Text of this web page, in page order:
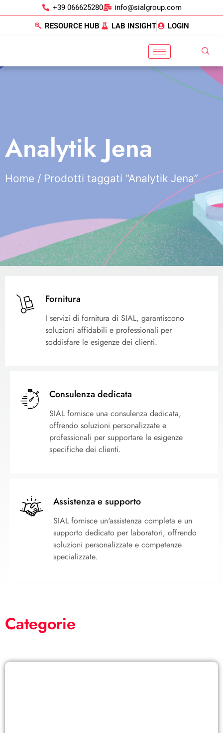
+39 066625280 info@sialgroup.com
RESOURCE HUB LAB INSIGHT LOGIN
Analytik Jena
Home / Prodotti taggati “Analytik Jena”
Fornitura
I servizi di fornitura di SIAL, garantiscono
soluzioni affidabili e professionali per
soddisfare le esigenze dei clienti.
Consulenza dedicata
SIAL fornisce una consulenza dedicata,
offrendo soluzioni personalizzate e
professionali per supportare le esigenze
specifiche dei clienti.
Assistenza e supporto
SIAL fornisce un'assistenza completa e un
supporto dedicato per laboratori, offrendo
soluzioni personalizzate e competenze
specializzate.
Categorie